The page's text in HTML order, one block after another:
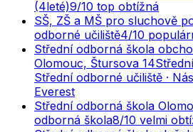
(4leté)9/10 top obtížná
SŠ, ZŠ a MŠ pro sluchově
odborné učiliště4/10
Střední odborná škola
Olomouc, Štursova 14
Střední odborné učiliště ·
Everest
Střední odborná škola
odborná škola8/10 velmi